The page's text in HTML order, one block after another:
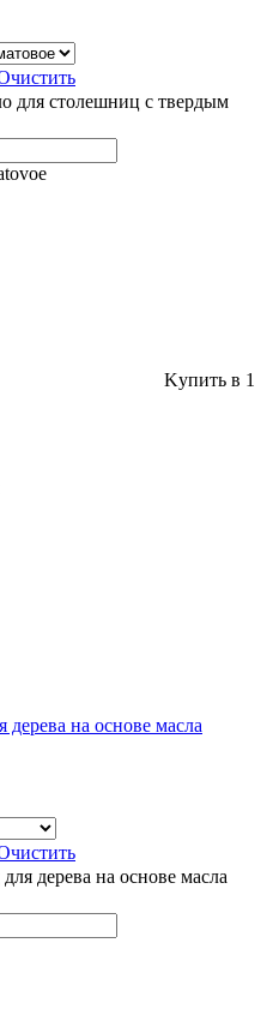
для столешниц с твердым
Kупить в 1
дерева на основе масла
дерева на основе масла